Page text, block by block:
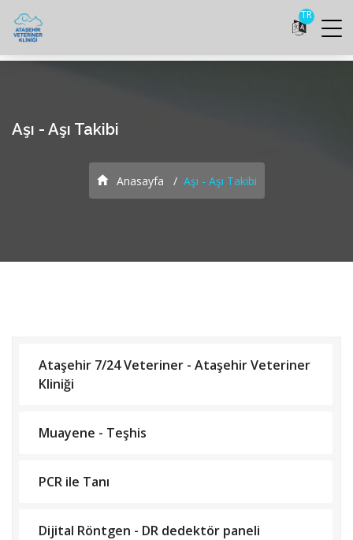
TR
Aşı - Aşı Takibi
Anasayfa Aşı - Aşı Takibi
Ataşehir 7/24 Veteriner - Ataşehir Veteriner
Kliniği
Muayene - Teşhis
PCR ile Tanı
Dijital Röntgen - DR dedektör paneli